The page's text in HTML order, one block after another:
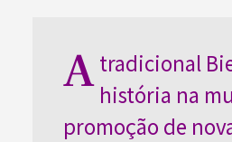
A tradicional
história na
promoção de